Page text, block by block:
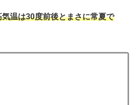
温は30度前後とまさに常夏で